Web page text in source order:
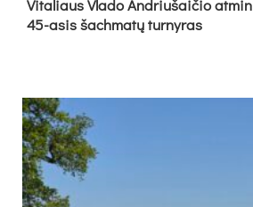
Vi­ta­liaus Vla­do And­riu­šai­čio
45-asis šach­ma­tų tur­ny­ras